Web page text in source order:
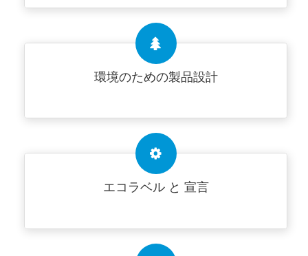
環境のための製品設計
エコラベル と 宣言